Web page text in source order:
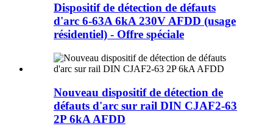
Dispositif de détection de défauts
d'arc 6-63A 6kA 230V AFDD (usage
résidentiel) - Offre spéciale
Nouveau dispositif de détection de
défauts d'arc sur rail DIN CJAF2-63
2P 6kA AFDD